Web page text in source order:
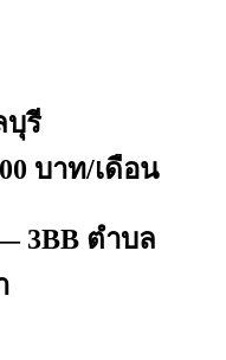
บุรี
บาท/เดือน
3BB ตำบล